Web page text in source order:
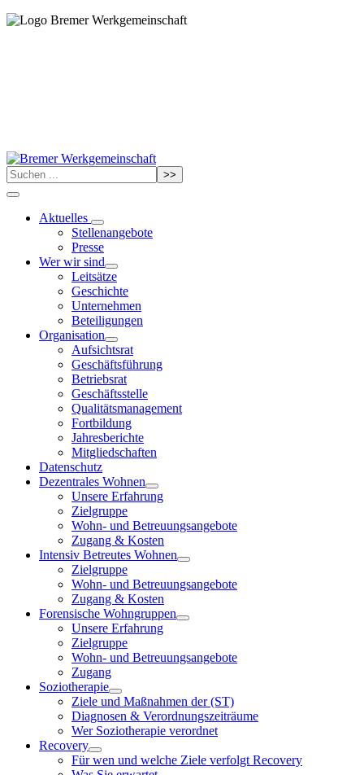
>>
Aktuelles
Stellenangebote
Presse
Wer wir sind
Leitsätze
Geschichte
Unternehmen
Beteiligungen
Organisation
Aufsichtsrat
Geschäftsführung
Betriebsrat
Geschäftsstelle
Qualitätsmanagement
Fortbildung
Jahresberichte
Mitgliedschaften
Datenschutz
Dezentrales Wohnen
Unsere Erfahrung
Zielgruppe
Wohn- und Betreuungsangebote
Zugang & Kosten
Intensiv Betreutes Wohnen
Zielgruppe
Wohn- und Betreuungsangebote
Zugang & Kosten
Forensische Wohngruppen
Unsere Erfahrung
Zielgruppe
Wohn- und Betreuungsangebote
Zugang
Soziotherapie
Ziele und Maßnahmen der (ST)
Diagnosen & Verordnungszeiträume
Wer Soziotherapie verordnet
Recovery
Für wen und welche Ziele verfolgt Recovery